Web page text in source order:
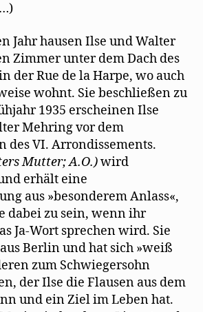
Jahr hausen Ilse und Walter
Zimmer unter dem Dach des
der Rue de la Harpe, wo auch
wohnt. Sie beschließen zu
1935 erscheinen Ilse
Mehring vor dem
des VI. Arrondissements.
Mutter; A.O.)wird
erhält eine
aus »besonderem Anlass«,
dabei zu sein, wenn ihr
Ja-Wort sprechen wird. Sie
Berlin und hat sich »weiß
zum Schwiegersohn
der Ilse die Flausen aus dem
und ein Ziel im Leben hat.